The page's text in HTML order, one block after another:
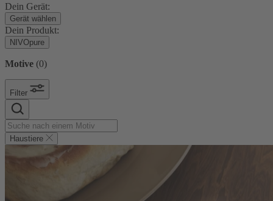
Dein Gerät:
Gerät wählen
Dein Produkt:
NIVOpure
Motive (0)
Filter
Haustiere